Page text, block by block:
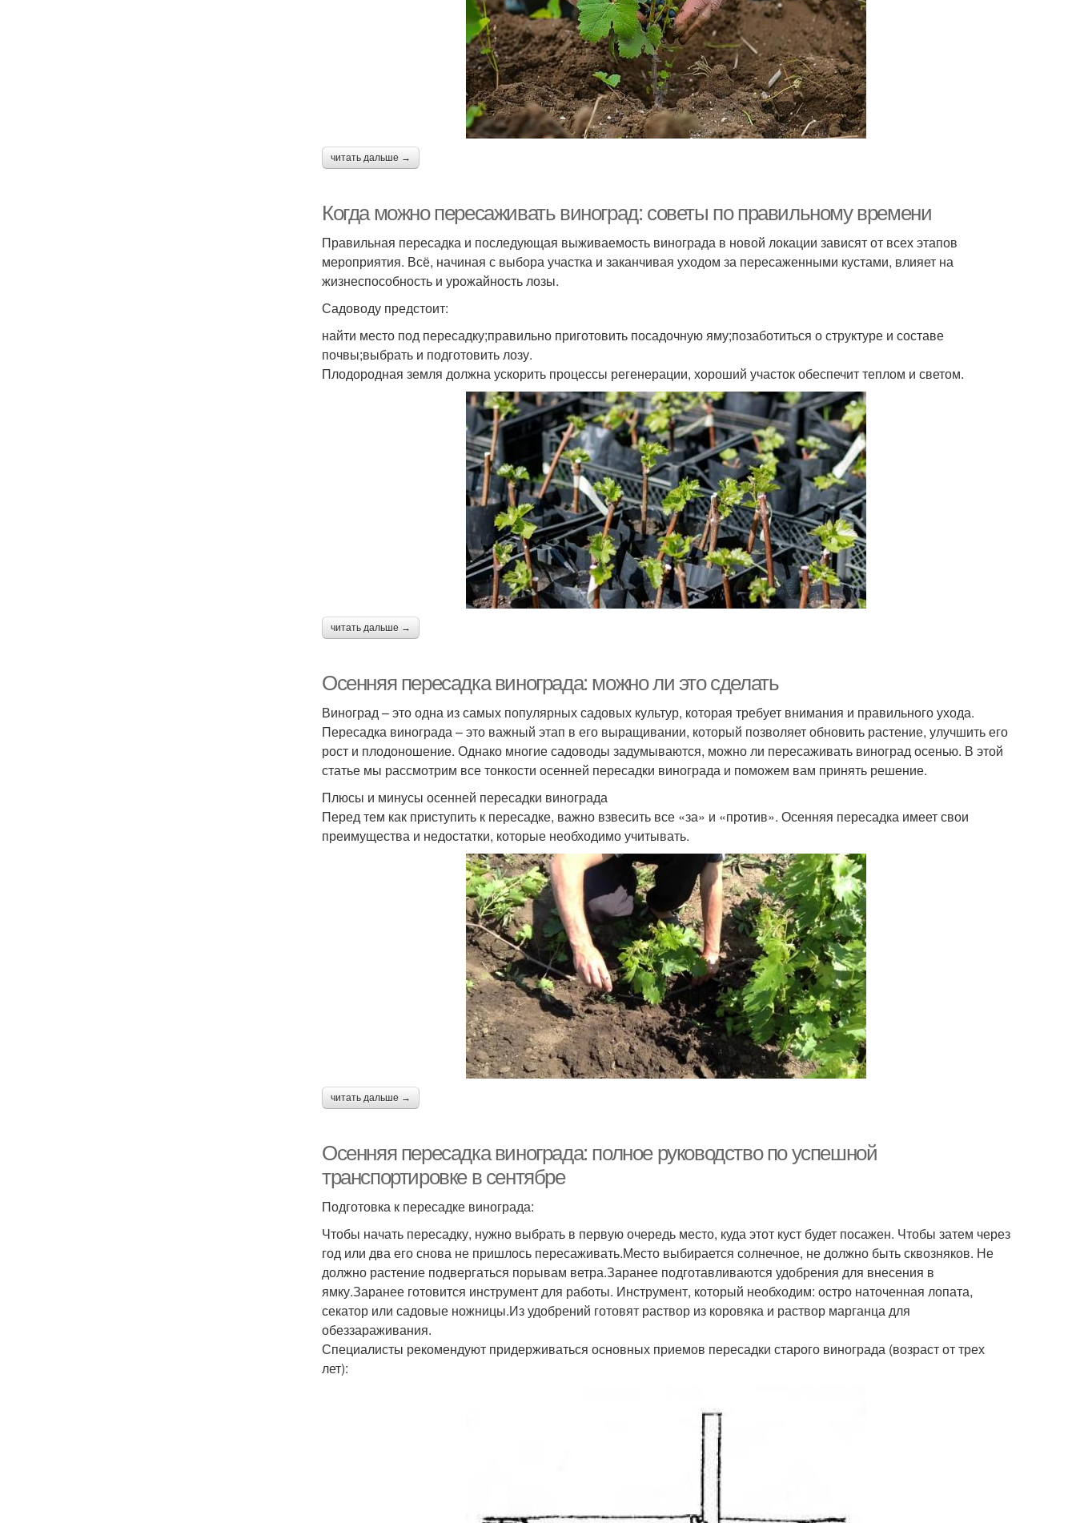
читать дальше →
Когда можно пересаживать виноград: советы по правильному времени
Правильная пересадка и последующая выживаемость винограда в новой локации зависят от всех этапов
мероприятия. Всё, начиная с выбора участка и заканчивая уходом за пересаженными кустами, влияет на
жизнеспособность и урожайность лозы.
Садоводу предстоит:
найти место под пересадку;правильно приготовить посадочную яму;позаботиться о структуре и составе
почвы;выбрать и подготовить лозу.
Плодородная земля должна ускорить процессы регенерации, хороший участок обеспечит теплом и светом.
читать дальше →
Осенняя пересадка винограда: можно ли это сделать
Виноград – это одна из самых популярных садовых культур, которая требует внимания и правильного ухода.
Пересадка винограда – это важный этап в его выращивании, который позволяет обновить растение, улучшить его
рост и плодоношение. Однако многие садоводы задумываются, можно ли пересаживать виноград осенью. В этой
статье мы рассмотрим все тонкости осенней пересадки винограда и поможем вам принять решение.
Плюсы и минусы осенней пересадки винограда
Перед тем как приступить к пересадке, важно взвесить все «за» и «против». Осенняя пересадка имеет свои
преимущества и недостатки, которые необходимо учитывать.
читать дальше →
Осенняя пересадка винограда: полное руководство по успешной
транспортировке в сентябре
Подготовка к пересадке винограда:
Чтобы начать пересадку, нужно выбрать в первую очередь место, куда этот куст будет посажен. Чтобы затем через
год или два его снова не пришлось пересаживать.Место выбирается солнечное, не должно быть сквозняков. Не
должно растение подвергаться порывам ветра.Заранее подготавливаются удобрения для внесения в
ямку.Заранее готовится инструмент для работы. Инструмент, который необходим: остро наточенная лопата,
секатор или садовые ножницы.Из удобрений готовят раствор из коровяка и раствор марганца для
обеззараживания.
Специалисты рекомендуют придерживаться основных приемов пересадки старого винограда (возраст от трех
лет):